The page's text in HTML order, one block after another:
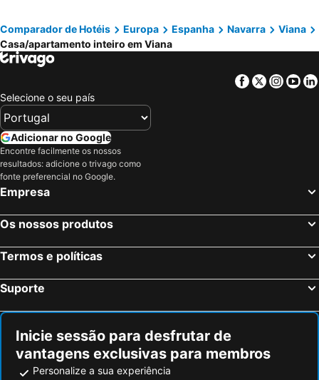
Comparador de Hotéis Europa Espanha Navarra
Viana
Casa/apartamento inteiro em Viana
Facebook
Twitter
Selecione o seu país
Adicionar no Google
Encontre facilmente os nossos
resultados: adicione o trivago como
fonte preferencial no Google.
Empresa
Os nossos produtos
Termos e políticas
Suporte
Inicie sessão para desfrutar de
vantagens exclusivas para membros
Personalize a sua experiência